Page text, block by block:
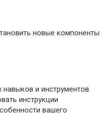
новые компоненты
и инструментов.
инструкции
вашего